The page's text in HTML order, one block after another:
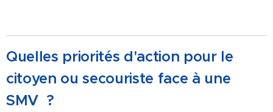
Quelles priorités d'action pour le
citoyen ou secouriste face à une
SMV ?